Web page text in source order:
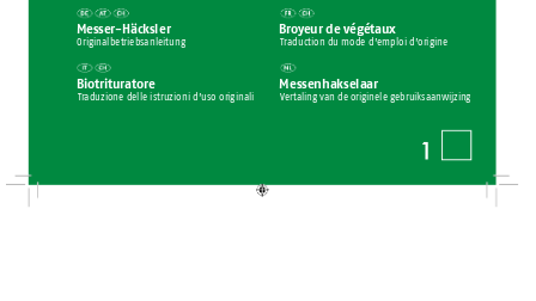
Messer-Häcksl er
Origi nalbetriebsanleitung
Broyeur de végétaux
raductio n du mode d’emploi d’origine
Messenhakselaar
Vertaling van de originele gebrui ksaanwijzing
Biotrituratore
raduzione de lle istruzioni d’uso origin ali